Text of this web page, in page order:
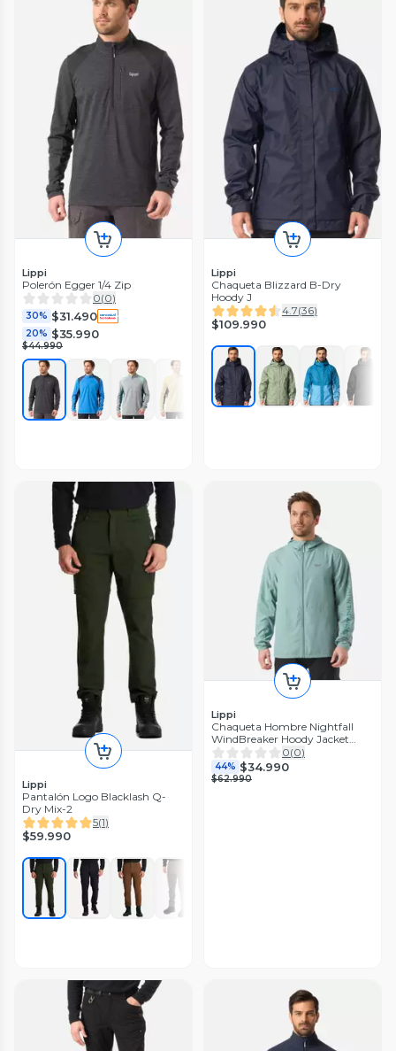
Lippi
Polerón Egger 1/4 Zip
0(0)
30% $31.490
20% $35.990
$44.990
Lippi
Chaqueta Blizzard B-Dry
Hoody J
4.7(36)
$109.990
Lippi
Pantalón Logo Blacklash Q-
Dry Mix-2
5(1)
$59.990
Lippi
Chaqueta Hombre Nightfall
WindBreaker Hoody Jacket
Turquesa Lippi V26
0(0)
44% $34.990
$62.990